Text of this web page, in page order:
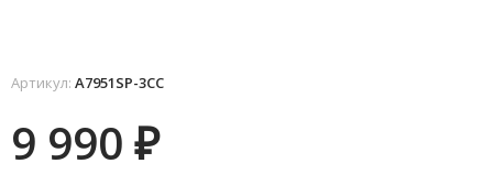
Артикул: A7951SP-3CC
9 990 ₽